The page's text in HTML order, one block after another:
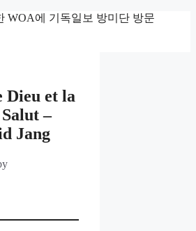
WOA에 기독일보 방미단 방문
Dieu et la
–
Jang